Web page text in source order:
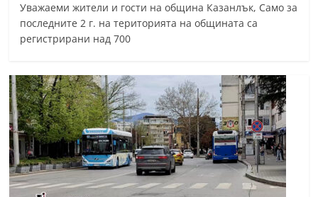
б
л
т
С
т
а
р
а
Уважаеми жители и гости на община Казанлък, Само за
последните 2 г. на територията на общината са
регистрирани над 700